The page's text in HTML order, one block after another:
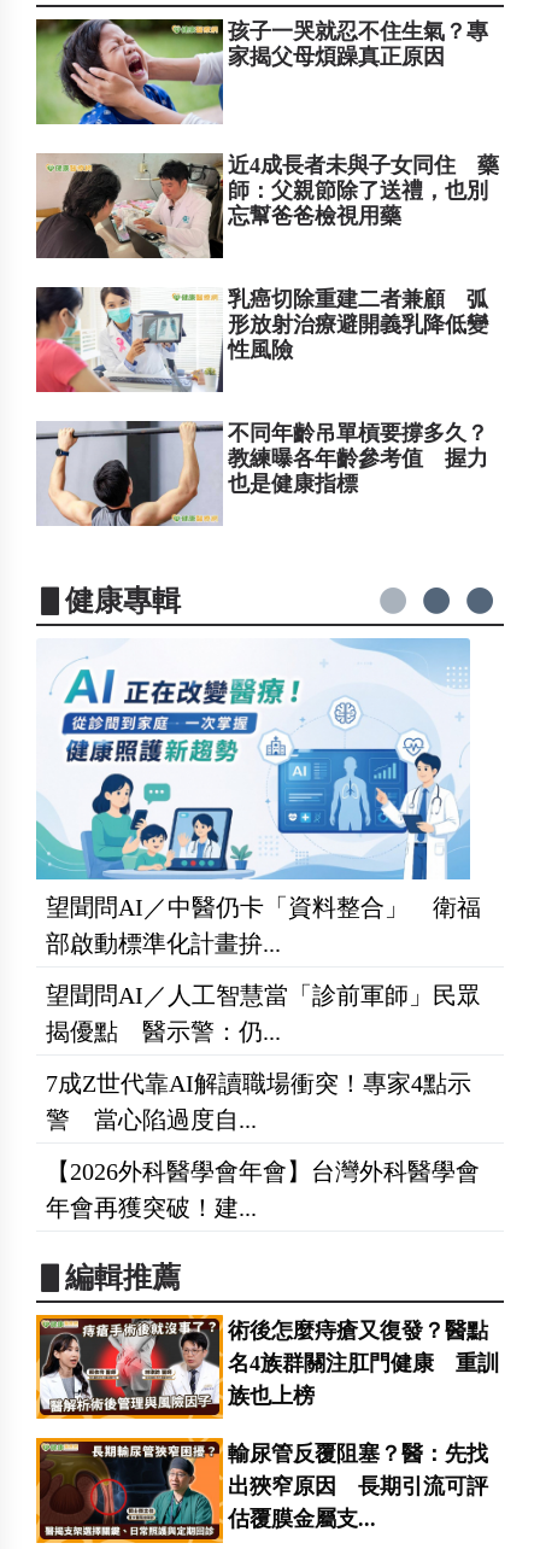
孩子一哭就忍不住生氣？專
家揭父母煩躁真正原因
近4成長者未與子女同住 藥
師：父親節除了送禮，也別
忘幫爸爸檢視用藥
乳癌切除重建二者兼顧 弧
形放射治療避開義乳降低變
性風險
不同年齡吊單槓要撐多久？
教練曝各年齡參考值 握力
也是健康指標
▋健康專輯
望聞問AI／中醫仍卡「資料整合」 衛福
部啟動標準化計畫拚...
望聞問AI／人工智慧當「診前軍師」民眾
揭優點 醫示警：仍...
7成Z世代靠AI解讀職場衝突！專家4點示
警 當心陷過度自...
【2026外科醫學會年會】台灣外科醫學會
年會再獲突破！建...
▋編輯推薦
術後怎麼痔瘡又復發？醫點
名4族群關注肛門健康 重訓
族也上榜
輸尿管反覆阻塞？醫：先找
出狹窄原因 長期引流可評
估覆膜金屬支...